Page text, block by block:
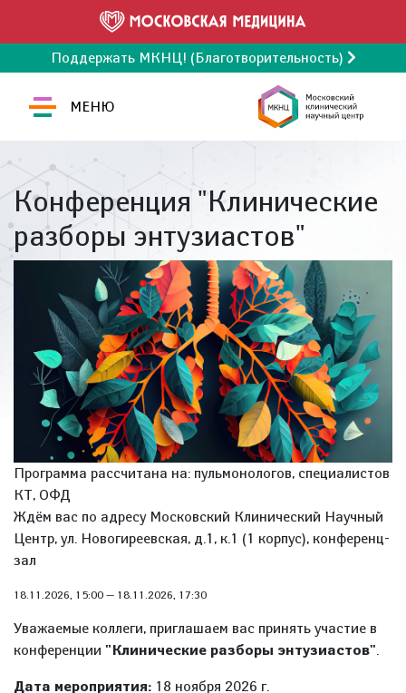
Поддержать МКНЦ! (Благотворительность)
МЕНЮ
Конференция "Клинические
разборы энтузиастов"
Программа рассчитана на: пульмонологов, специалистов
КТ, ОФД
Ждём вас по адресу Московский Клинический Научный
Центр, ул. Новогиреевская, д.1, к.1 (1 корпус), конференц-
зал
18.11.2026, 15:00 — 18.11.2026, 17:30
Уважаемые коллеги, приглашаем вас принять участие в
конференции "Клинические разборы энтузиастов".
Дата мероприятия: 18 ноября 2026 г.